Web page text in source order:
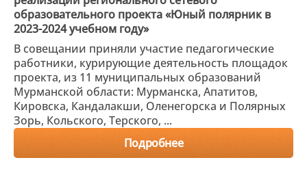
образовательного проекта «Юный полярник в
2023-2024 учебном году»
В совещании приняли участие педагогические
работники, курирующие деятельность площадок
проекта, из 11 муниципальных образований
Мурманской области: Мурманска, Апатитов,
Кировска, Кандалакши, Оленегорска и Полярных
Зорь, Кольского, Терского, ...
Подробнее